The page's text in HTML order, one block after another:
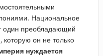
Национальное
один преобладающий
которую он не только
нуждается